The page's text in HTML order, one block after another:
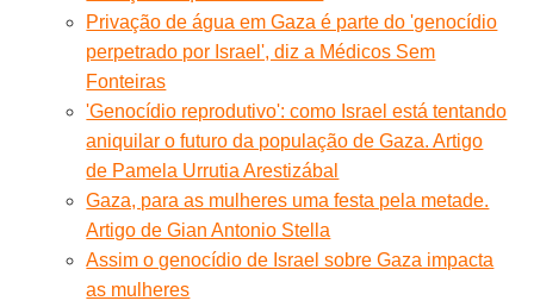
Privação de água em Gaza é parte do 'genocídio
perpetrado por Israel', diz a Médicos Sem
Fonteiras
'Genocídio reprodutivo': como Israel está tentando
aniquilar o futuro da população de Gaza. Artigo
de Pamela Urrutia Arestizábal
Gaza, para as mulheres uma festa pela metade.
Artigo de Gian Antonio Stella
Assim o genocídio de Israel sobre Gaza impacta
as mulheres